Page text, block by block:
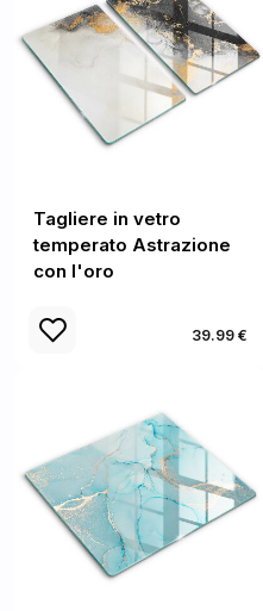
Tagliere in vetro
temperato Astrazione
con l'oro
39.99 €